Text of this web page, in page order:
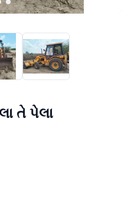
તે પેલા